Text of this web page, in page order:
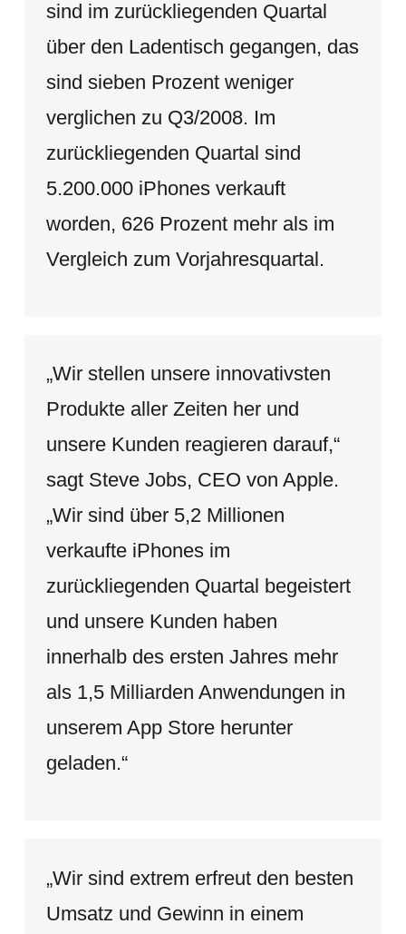
sind im zurückliegenden Quartal
über den Ladentisch gegangen, das
sind sieben Prozent weniger
verglichen zu Q3/2008. Im
zurückliegenden Quartal sind
5.200.000 iPhones verkauft
worden, 626 Prozent mehr als im
Vergleich zum Vorjahresquartal.
„Wir stellen unsere innovativsten
Produkte aller Zeiten her und
unsere Kunden reagieren darauf,“
sagt Steve Jobs, CEO von Apple.
„Wir sind über 5,2 Millionen
verkaufte iPhones im
zurückliegenden Quartal begeistert
und unsere Kunden haben
innerhalb des ersten Jahres mehr
als 1,5 Milliarden Anwendungen in
unserem App Store herunter
geladen.“
„Wir sind extrem erfreut den besten
Umsatz und Gewinn in einem